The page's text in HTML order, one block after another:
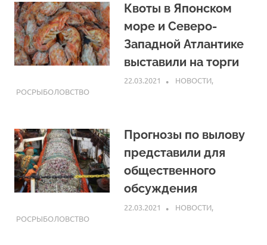
Квоты в Японском
море и Северо-
Западной Атлантике
выставили на торги
22.03.2021 ARPP
НОВОСТИ,
РОСРЫБОЛОВСТВО
Прогнозы по вылову
представили для
общественного
обсуждения
22.03.2021 ARPP
НОВОСТИ,
РОСРЫБОЛОВСТВО